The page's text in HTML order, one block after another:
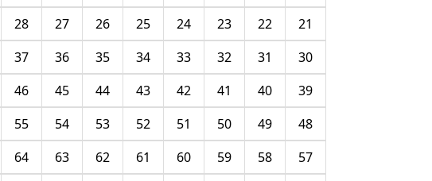
21
22
23
24
25
26
27
28
30
31
32
33
34
35
36
37
39
40
41
42
43
44
45
46
48
49
50
51
52
53
54
55
57
58
59
60
61
62
63
64